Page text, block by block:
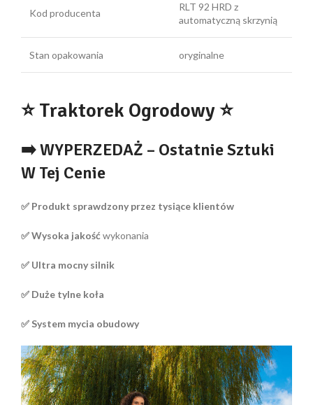
Kod producenta
RLT 92 HRD z
automatyczną skrzynią
Stan opakowania oryginalne
⭐ Traktorek Ogrodowy ⭐
➡️ WYPERZEDAŻ – Ostatnie Sztuki
W Tej Cenie
✅ Produkt sprawdzony przez tysiące klientów
✅ Wysoka jakośćwykonania
✅ Ultra mocny silnik
✅ Duże tylne koła
✅ System mycia obudowy